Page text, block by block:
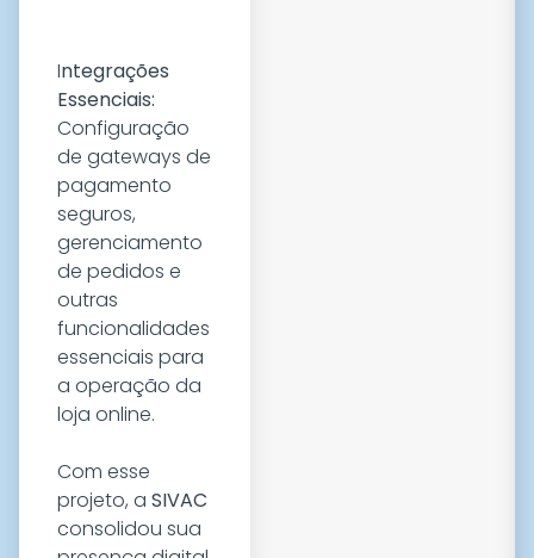
Integrações
Essenciais:
Configuração
de gateways de
pagamento
seguros,
gerenciamento
de pedidos e
outras
funcionalidades
essenciais para
a operação da
loja online.
Com esse
projeto, a SIVAC
consolidou sua
ORÇAMENTO